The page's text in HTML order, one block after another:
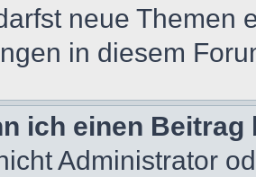
neue Themen
in diesem
ich einen
Administrator